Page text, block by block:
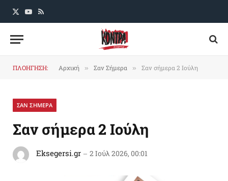
X
YouTube
RSS
ΠΛΟΗΓΗΣΗ: Αρχική » Σαν Σήμερα » Σαν σήμερα 2 Ιούλη
ΣΑΝ ΣΗΜΕΡΑ
Σαν σήμερα 2 Ιούλη
Eksegersi.gr 2 Ιούλ 2026, 00:01